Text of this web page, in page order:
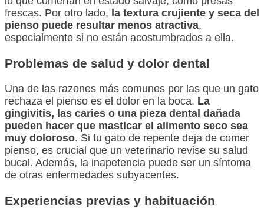
frescas. Por otro lado, la textura crujiente y seca del
pienso puede resultar menos atractiva,
especialmente si no están acostumbrados a ella.
Problemas de salud y dolor dental
Una de las razones más comunes por las que un gato
rechaza el pienso es el dolor en la boca. La
gingivitis, las caries o una pieza dental dañada
pueden hacer que masticar el alimento seco sea
muy doloroso. Si tu gato de repente deja de comer
pienso, es crucial que un veterinario revise su salud
bucal. Además, la inapetencia puede ser un síntoma
de otras enfermedades subyacentes.
Experiencias previas y habituación